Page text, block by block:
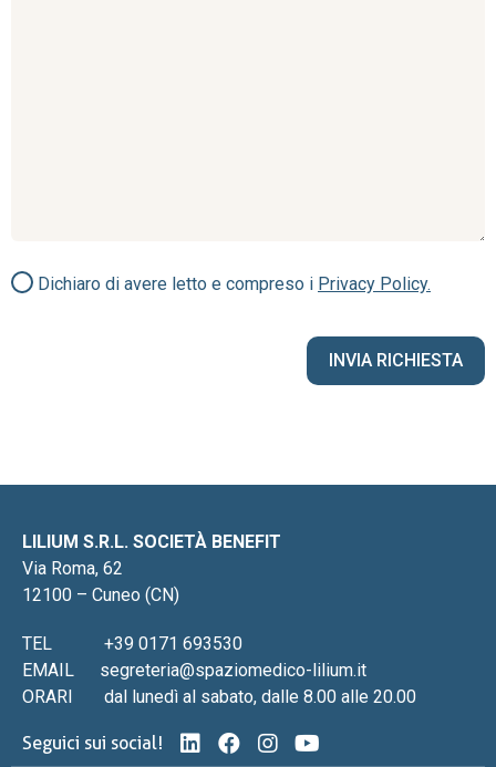
Dichiaro di avere letto e compreso i Privacy Policy.
LILIUM S.R.L. SOCIETÀ BENEFIT
Via Roma, 62
12100 – Cuneo (CN)
TEL
+39 0171 693530
EMAIL
segreteria@spaziomedico-lilium.it
ORARI
dal lunedì al sabato, dalle 8.00 alle 20.00
Seguici sui social!